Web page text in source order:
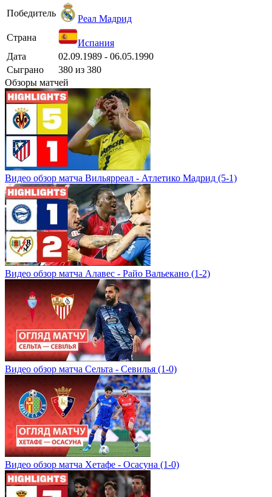
Победитель
Реал Мадрид
Страна
Испания
Дата
02.09.1989 - 06.05.1990
Сыграно
380 из 380
Обзоры матчей
Видео обзор матча Вильярреал - Атлетико Мадрид (5-1)
Видео обзор матча Алавес - Райо Вальекано (1-2)
Видео обзор матча Сельта - Севилья (1-0)
Видео обзор матча Хетафе - Осасуна (1-0)